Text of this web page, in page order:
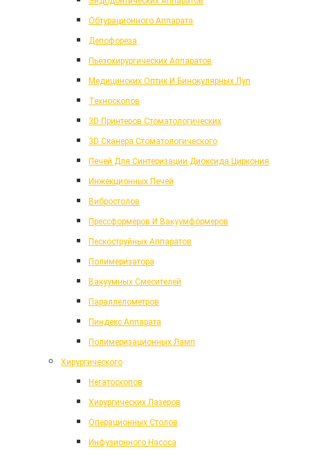
Обтурационного Аппарата
Депофореза
Пьезохирургических Аппаратов
Медицинских Оптик И Бинокулярных Луп
Техноскопов
3D Принтеров Стоматологических
3D Сканера Стоматологического
Печей Для Синтеризации Диоксида Циркония
Инжекционных Печей
Вибростолов
Прессформеров И Вакуумформеров
Пескоструйных Аппаратов
Полимеризатора
Вакуумных Смесителей
Параллелометров
Пиндекс Аппарата
Полимеризационных Ламп
Хирургического
Негатоскопов
Хирургических Лазеров
Операционных Столов
Инфузионного Насоса